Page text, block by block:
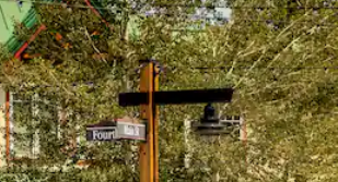
стрелки нагоре и надолу или